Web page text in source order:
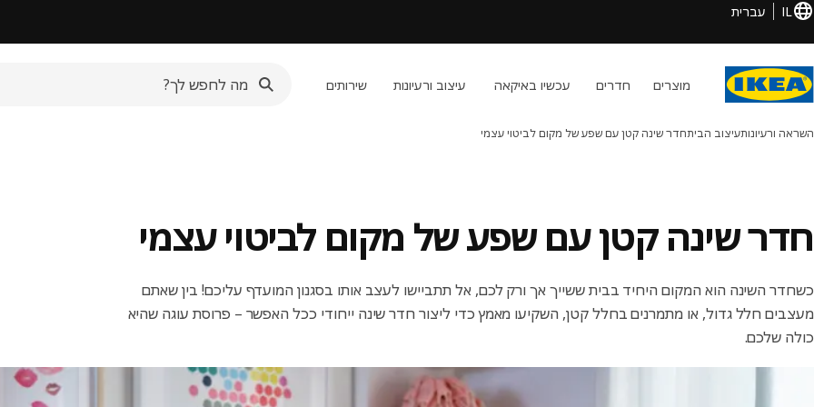
IL עברית
מוצרים חדרים עכשיו באיקאה עיצוב ורעיונות שירותים
השראה ורעיונותעיצוב הביתחדר שינה קטן עם שפע של מקום לביטוי עצמי
חדר שינה קטן עם שפע של מקום לביטוי עצמי
כשחדר השינה הוא המקום היחיד בבית ששייך אך ורק לכם, אל תתביישו לעצב אותו בסגנון המועדף עליכם! בין שאתם
מעצבים חלל גדול, או מתמרנים בחלל קטן, השקיעו מאמץ כדי ליצור חדר שינה ייחודי ככל האפשר – פרוסת עוגה שהיא
כולה שלכם.